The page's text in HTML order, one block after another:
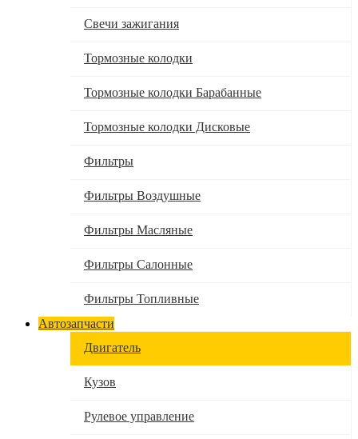
Свечи зажигания
Тормозные колодки
Тормозные колодки Барабанные
Тормозные колодки Дисковые
Фильтры
Фильтры Воздушные
Фильтры Масляные
Фильтры Салонные
Фильтры Топливные
Автозапчасти
Двигатель
Кузов
Рулевое управление